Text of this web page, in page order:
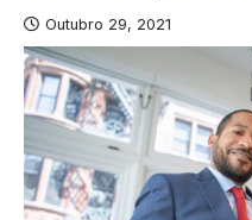
Outubro 29, 2021